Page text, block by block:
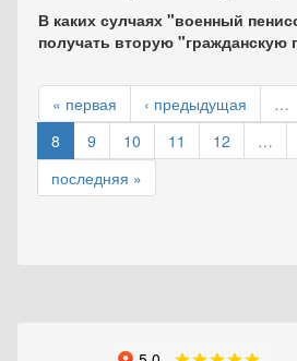
В каких сулчаях "военный
получать вторую "гражданскую
« первая ‹ предыдущая …
8
9 10 11 12 …
последняя »